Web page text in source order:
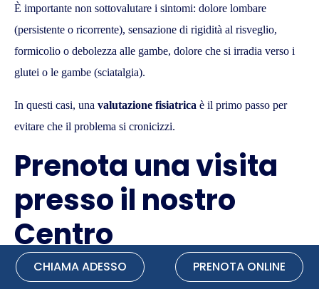
È importante non sottovalutare i sintomi: dolore lombare
(persistente o ricorrente), sensazione di rigidità al risveglio,
formicolio o debolezza alle gambe, dolore che si irradia verso i
glutei o le gambe (sciatalgia).
In questi casi, una valutazione fisiatrica è il primo passo per
evitare che il problema si cronicizzi.
Prenota una visita
presso il nostro
Centro
Un intervento specialistico mirato , una corretta educazione
CHIAMA ADESSO PRENOTA ONLINE